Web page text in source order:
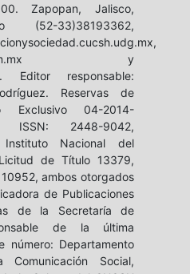
Zapopan, Jalisco,
(52-33)38193362,
y
Editor responsable:
Reservas de
Exclusivo 04-2014-
ISSN: 2448-9042,
Nacional del
de Título 13379,
ambos otorgados
de Publicaciones
de la Secretaría de
de la última
número: Departamento
Social,